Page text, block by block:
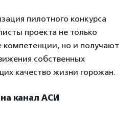
пилотного конкурса
проекта не только
но и получают
собственных
качество жизни горожан.
канал АСИ